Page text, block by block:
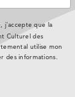
j'accepte que la
Culturel des
utilise mon
des informations.